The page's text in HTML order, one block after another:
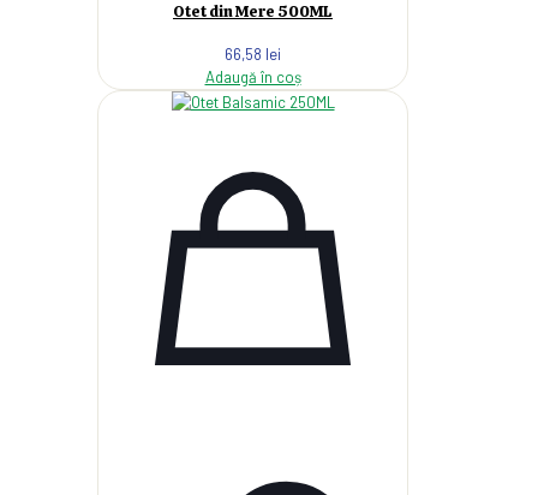
Otet din Mere 500ML
66,58 lei
Adaugă în coș